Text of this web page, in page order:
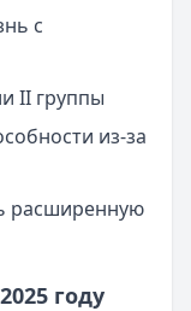
с
II группы
из-за
расширенную
году